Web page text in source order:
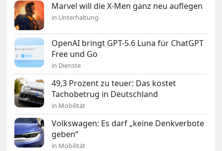
Marvel will die X-Men ganz neu auflegen
in Unterhaltung
OpenAI bringt GPT-5.6 Luna für ChatGPT
Free und Go
in Dienste
49,3 Prozent zu teuer: Das kostet
Tachobetrug in Deutschland
in Mobilität
Volkswagen: Es darf „keine Denkverbote
geben“
in Mobilität